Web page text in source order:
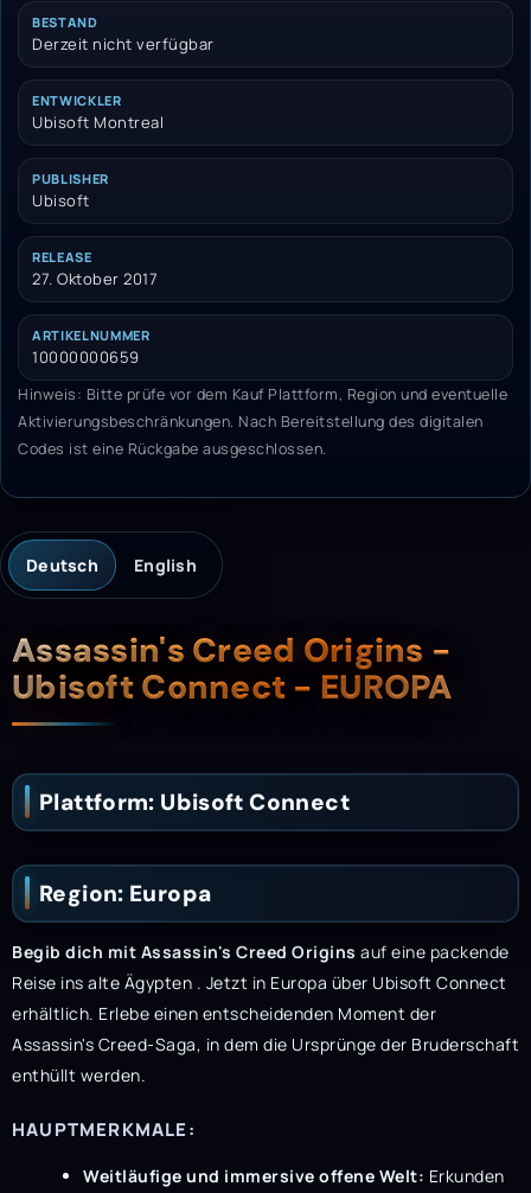
BESTAND
Derzeit nicht verfügbar
ENTWICKLER
Ubisoft Montreal
PUBLISHER
Ubisoft
RELEASE
27. Oktober 2017
ARTIKELNUMMER
10000000659
Hinweis: Bitte prüfe vor dem Kauf Plattform, Region und eventuelle
Aktivierungsbeschränkungen. Nach Bereitstellung des digitalen
Codes ist eine Rückgabe ausgeschlossen.
Deutsch English
Beschreibung
Assassin's Creed Origins -
Ubisoft Connect - EUROPA
Plattform: Ubisoft Connect
Region: Europa
Begib dich mit Assassin's Creed Origins auf eine packende
Reise ins alte Ägypten . Jetzt in Europa über Ubisoft Connect
erhältlich. Erlebe einen entscheidenden Moment der
Assassin's Creed-Saga, in dem die Ursprünge der Bruderschaft
enthüllt werden.
HAUPTMERKMALE:
Weitläufige und immersive offene Welt: Erkunden